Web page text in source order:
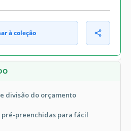
à coleção
divisão do orçamento
preenchidas para fácil